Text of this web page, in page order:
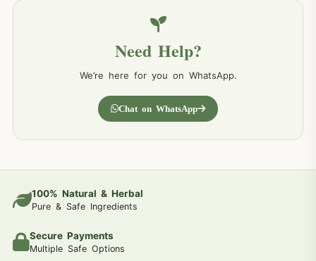
Need Help?
We’re here for you on WhatsApp.
Chat on WhatsApp
100% Natural & Herbal
Pure & Safe Ingredients
Secure Payments
Multiple Safe Options